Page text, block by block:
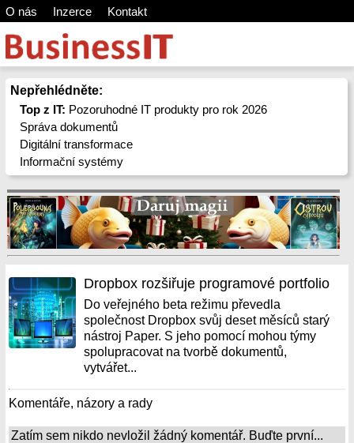
O nás Inzerce Kontakt
Nepřehlédněte:
Top z IT: Pozoruhodné IT produkty pro rok 2026
Správa dokumentů
Digitální transformace
Informační systémy
Dropbox rozšiřuje programové portfolio
Do veřejného beta režimu převedla
společnost Dropbox svůj deset měsíců starý
nástroj Paper. S jeho pomocí mohou týmy
spolupracovat na tvorbě dokumentů,
vytvářet...
Komentáře, názory a rady
Zatím sem nikdo nevložil žádný komentář. Buďte první...